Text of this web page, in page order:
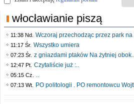
włocławianie piszą
11:38 Nd. Wczoraj przechodząc przez park na
11:17 Śr. Wszystko umiera
07:23 Śr. z gniazdami ptaków Na żytniej obok..
12:47 Pt. Czytaliście już :..
05:15 Cz. ..
07:13 Wt. PO politologii . PO remontowcu